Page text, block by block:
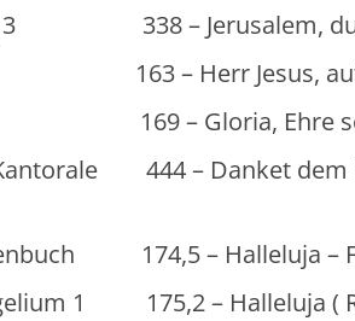
3 338 – Jerusalem, du
Jesus,
Gloria, Ehre sei
444 – Danket dem
174,5 – Halleluja –
1 175,2 – Halleluja (